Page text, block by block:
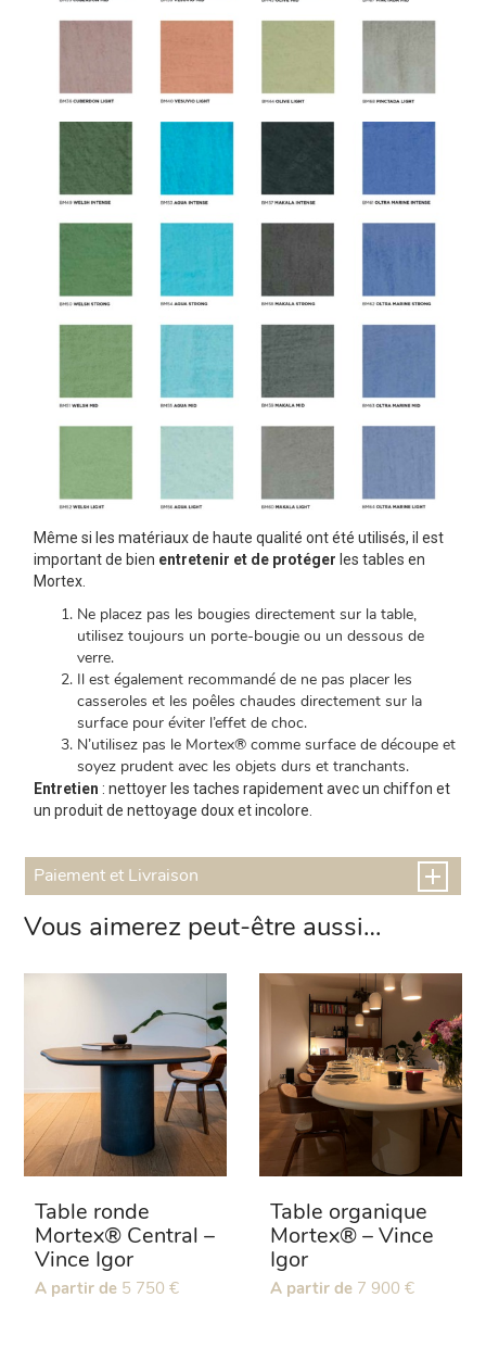
Même si les matériaux de haute qualité ont été utilisés, il est
important de bien entretenir et de protéger les tables en
Mortex.
Ne placez pas les bougies directement sur la table,
utilisez toujours un porte-bougie ou un dessous de
verre.
Il est également recommandé de ne pas placer les
casseroles et les poêles chaudes directement sur la
surface pour éviter l’effet de choc.
N’utilisez pas le Mortex® comme surface de découpe et
soyez prudent avec les objets durs et tranchants.
Entretien : nettoyer les taches rapidement avec un chiffon et
un produit de nettoyage doux et incolore.
Paiement et Livraison
Vous aimerez peut-être aussi…
Table ronde
Mortex® Central –
Vince Igor
Ce
A partir de 5 750 €
Table organique
Mortex® – Vince
Igor
Ce
A partir de 7 900 €